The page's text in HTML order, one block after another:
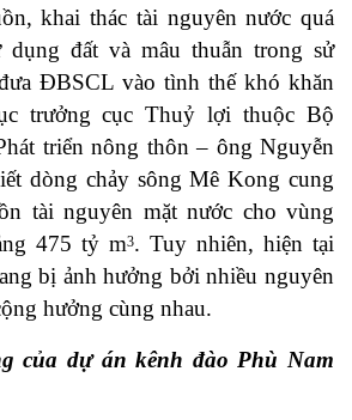
khai thác tài nguyên nước quá
đất và mâu thuẫn trong sử
ĐBSCL vào tình thế khó khăn
trưởng cục Thuỷ lợi thuộc Bộ
triển nông thôn – ông Nguyễn
dòng chảy sông Mê Kong cung
tài nguyên mặt nước cho vùng
475 tỷ m3. Tuy nhiên, hiện tại
bị ảnh hưởng bởi nhiều nguyên
hưởng cùng nhau.
của dự án kênh đào Phù Nam